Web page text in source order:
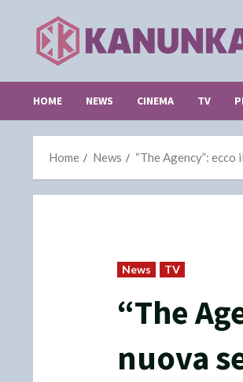
content
HOME NEWS CINEMA TV
Home News “The Agency”:
News TV
“The
nuova